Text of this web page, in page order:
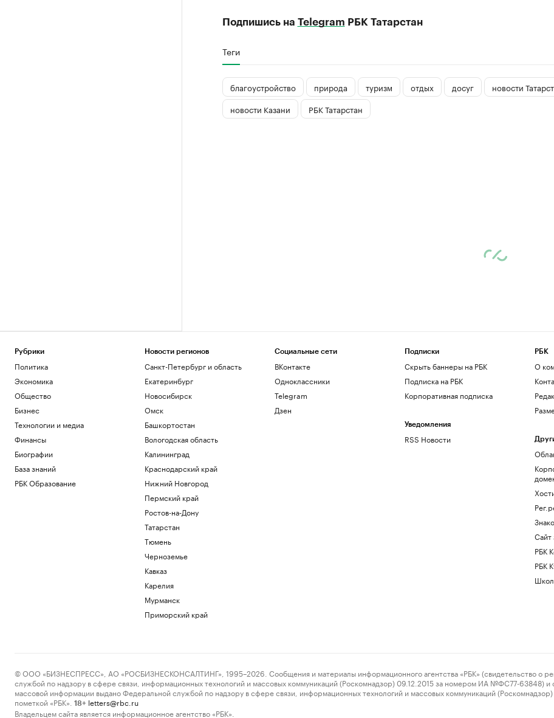
Подпишись на Telegram РБК Татарстан
Теги
благоустройство природа туризм отдых досуг
новости
новости Казани
РБК Татарстан
Рубрики
Политика
Экономика
Общество
Бизнес
Технологии и медиа
Финансы
Биографии
База знаний
РБК Образование
Новости регионов
Санкт-Петербург и область
Екатеринбург
Новосибирск
Омск
Башкортостан
Вологодская область
Калининград
Краснодарский край
Нижний Новгород
Пермский край
Ростов-на-Дону
Татарстан
Тюмень
Черноземье
Кавказ
Карелия
Мурманск
Приморский край
Социальные сети
ВКонтакте
Одноклассники
Telegram
Дзен
Подписки
Скрыть баннеры на РБК
Подписка на РБК
Корпоративная подписка
Уведомления
RSS Новости
РБК
О
Сайт
РБК
РБК
© ООО «БИЗНЕСПРЕСС», АО «РОСБИЗНЕСКОНСАЛТИНГ», 1995–2026. Сообщения и материалы информационного агентства «РБК» (свидетельство о
службой по надзору в сфере связи, информационных технологий и массовых коммуникаций (Роскомнадзор) 09.12.2015 за номером ИА №ФС77-63848) и
массовой информации выдано Федеральной службой по надзору в сфере связи, информационных технологий и массовых коммуникаций
пометкой «РБК».
18+ letters@rbc.ru
Владельцем сайта является информационное агентство «РБК».